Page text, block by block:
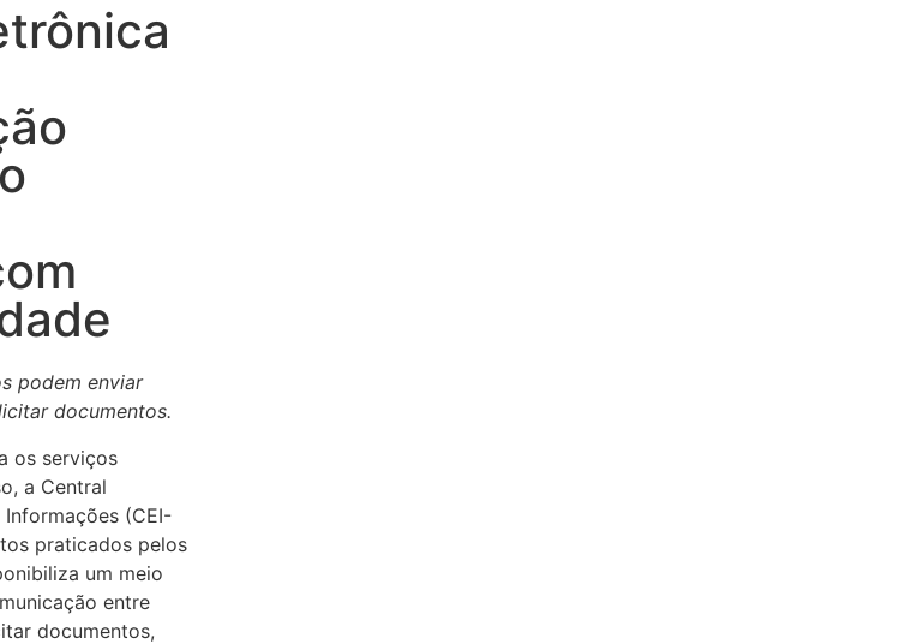
podem enviar
documentos.
os serviços
a Central
(CEI-
praticados pelos
um meio
entre
documentos,